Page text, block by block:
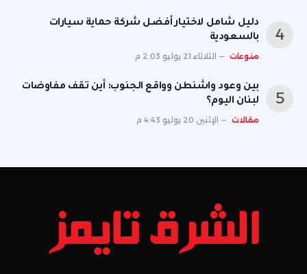
دليل شامل لاختيار أفضل شركة حماية سيارات
بالسعودية
منوعات الثلاثاء 21 يوليو 2:03 م
بين وعود واشنطن وواقع الجنوب: أين تقف مفاوضات
لبنان اليوم؟
مقالات الإثنين 20 يوليو 4:43 م